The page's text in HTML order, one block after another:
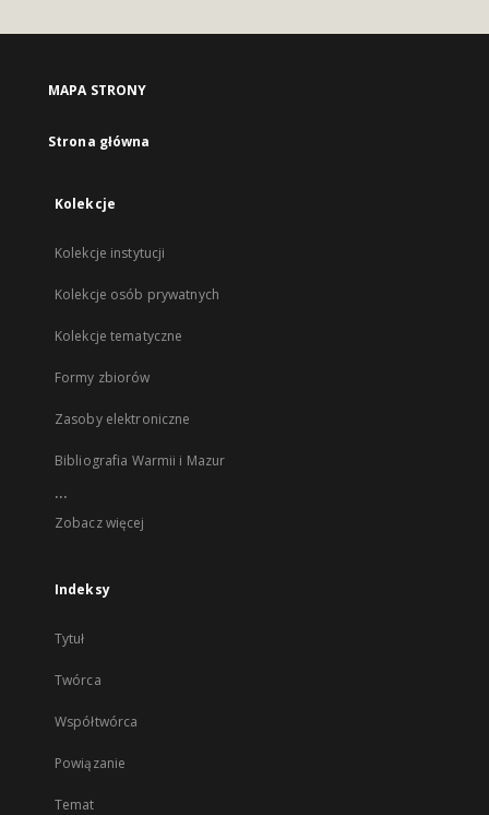
MAPA STRONY
Strona główna
Kolekcje
Kolekcje instytucji
Kolekcje osób prywatnych
Kolekcje tematyczne
Formy zbiorów
Zasoby elektroniczne
Bibliografia Warmii i Mazur
...
Zobacz więcej
Indeksy
Tytuł
Twórca
Współtwórca
Powiązanie
Temat